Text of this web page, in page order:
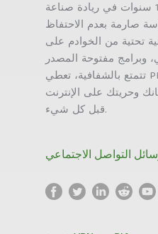
عن 10 سنوات في ريادة صناعة VPN. من
صارمة بعدم الاحتفاظ
تحتية من الخوادم على
وبرامج مفتوحة المصدر
تتمتع بالشفافية، تعطي PIA الأولوية
وحريتك على الإنترنت
قبل كل شيء.
التواصل الاجتماعي